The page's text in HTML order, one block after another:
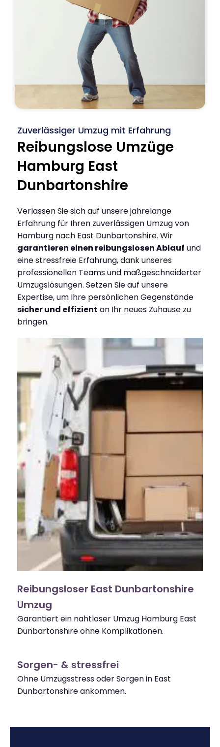
Zuverlässiger Umzug mit Erfahrung
Reibungslose Umzüge
Hamburg East
Dunbartonshire
Verlassen Sie sich auf unsere jahrelange
Erfahrung für Ihren zuverlässigen Umzug von
Hamburg nach East Dunbartonshire. Wir
garantieren einen reibungslosen Ablauf und
eine stressfreie Erfahrung, dank unseres
professionellen Teams und maßgeschneiderter
Umzugslösungen. Setzen Sie auf unsere
Expertise, um Ihre persönlichen Gegenstände
sicher und effizient an Ihr neues Zuhause zu
bringen.
Reibungsloser East Dunbartonshire
Umzug
Garantiert ein nahtloser Umzug Hamburg East
Dunbartonshire ohne Komplikationen.
Sorgen- & stressfrei
Ohne Umzugsstress oder Sorgen in East
Dunbartonshire ankommen.